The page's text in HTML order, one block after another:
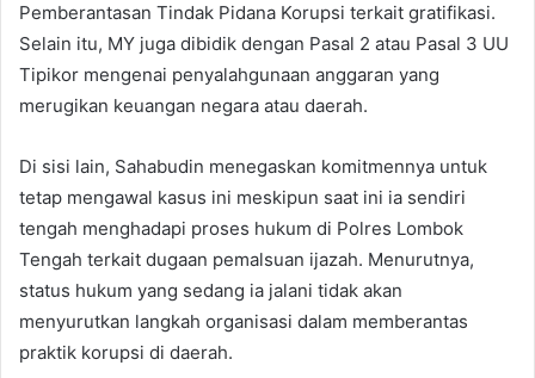
Pemberantasan Tindak Pidana Korupsi terkait gratifikasi.
Selain itu, MY juga dibidik dengan Pasal 2 atau Pasal 3 UU
Tipikor mengenai penyalahgunaan anggaran yang
merugikan keuangan negara atau daerah.
​Di sisi lain, Sahabudin menegaskan komitmennya untuk
tetap mengawal kasus ini meskipun saat ini ia sendiri
tengah menghadapi proses hukum di Polres Lombok
Tengah terkait dugaan pemalsuan ijazah. Menurutnya,
status hukum yang sedang ia jalani tidak akan
menyurutkan langkah organisasi dalam memberantas
praktik korupsi di daerah.